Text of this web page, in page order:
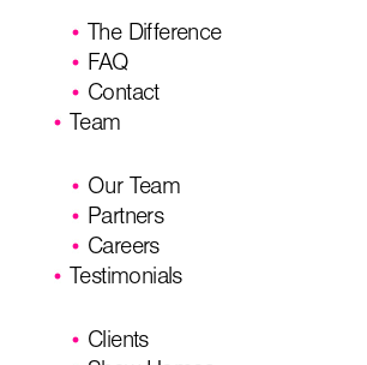
The Difference
FAQ
Contact
Team
Our Team
Partners
Careers
Testimonials
Clients